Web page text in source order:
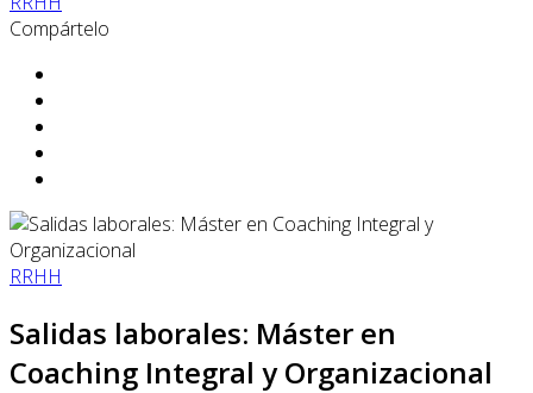
Compártelo
RRHH
Salidas laborales: Máster en
Coaching Integral y Organizacional